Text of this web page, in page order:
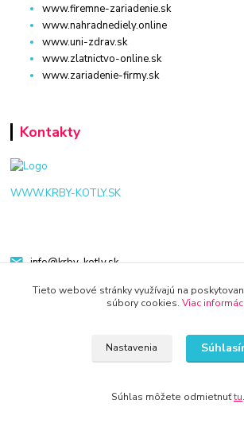
www.firemne-zariadenie.sk
www.nahradnediely.online
www.uni-zdrav.sk
www.zlatnictvo-online.sk
www.zariadenie-firmy.sk
Kontakty
WWW.KRBY-KOTLY.SK
info@krby-kotly.sk
Vytvorené na
Eshop-
Tieto webové stránky využívajú na
súbory cookies. Viac
Nastavenia
Súhlas môžete odmietnuťtu.